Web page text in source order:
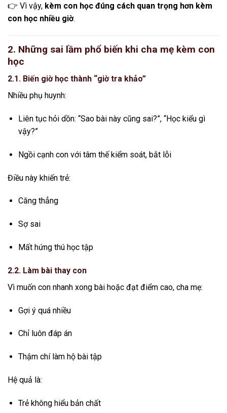
👉 Vì vậy, kèm con học đúng cách quan trọng hơn kèm
con học nhiều giờ.
2. Những sai lầm phổ biến khi cha mẹ kèm con
học
2.1. Biến giờ học thành “giờ tra khảo”
Nhiều phụ huynh:
Liên tục hỏi dồn: “Sao bài này cũng sai?”, “Học kiểu gì
vậy?”
Ngồi cạnh con với tâm thế kiểm soát, bắt lỗi
Điều này khiến trẻ:
Căng thẳng
Sợ sai
Mất hứng thú học tập
2.2. Làm bài thay con
Vì muốn con nhanh xong bài hoặc đạt điểm cao, cha mẹ:
Gợi ý quá nhiều
Chỉ luôn đáp án
Thậm chí làm hộ bài tập
Hệ quả là:
Trẻ không hiểu bản chất